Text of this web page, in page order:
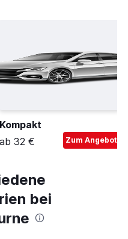
Kompakt
ab 32 €
Zum Angebot
bei